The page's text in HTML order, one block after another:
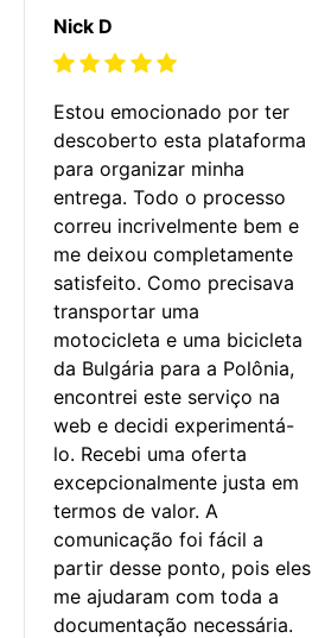
Nick D
Estou emocionado por ter
descoberto esta plataforma
para organizar minha
entrega. Todo o processo
correu incrivelmente bem e
me deixou completamente
satisfeito. Como precisava
transportar uma
motocicleta e uma bicicleta
da Bulgária para a Polônia,
encontrei este serviço na
web e decidi experimentá-
lo. Recebi uma oferta
excepcionalmente justa em
termos de valor. A
comunicação foi fácil a
partir desse ponto, pois eles
me ajudaram com toda a
documentação necessária.